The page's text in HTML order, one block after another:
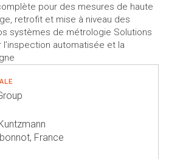
pour des mesures de haute
retrofit et mise à niveau des
systèmes de métrologie Solutions
automatisée et la
France